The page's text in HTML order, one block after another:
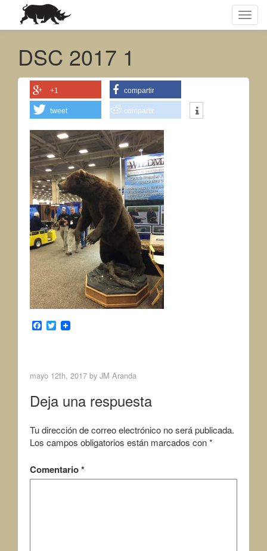
DSC 2017 1
+1 compartir
tweet compartir
F
a
o
o
T
w
e
r
mayo 12th, 2017 by JM Aranda
Deja una respuesta
Tu dirección de correo electrónico no será publicada.
Los campos obligatorios están marcados con*
Comentario*